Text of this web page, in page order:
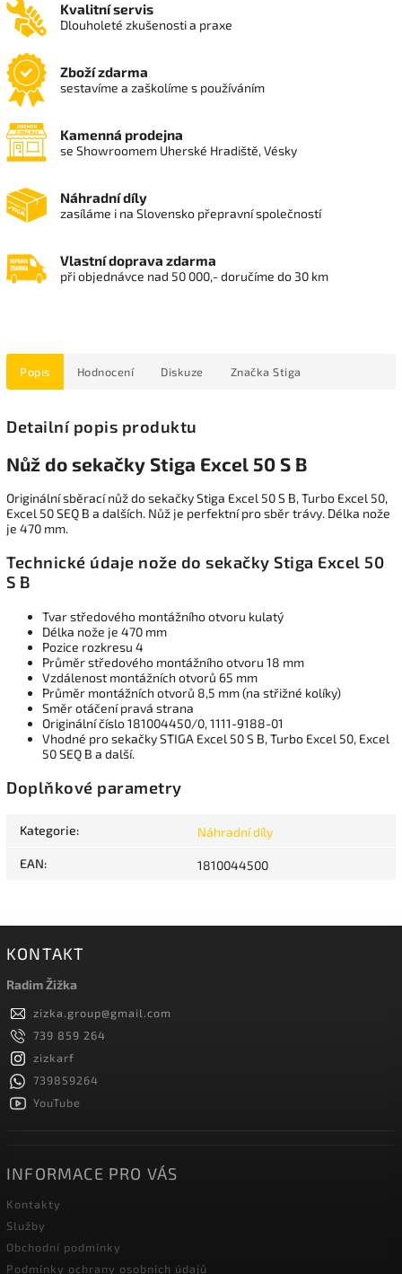
Kvalitní servis
Dlouholeté zkušenosti a praxe
Zboží zdarma
sestavíme a zaškolíme s používáním
Kamenná prodejna
se Showroomem Uherské Hradiště, Vésky
Náhradní díly
zasíláme i na Slovensko přepravní společností
Vlastní doprava zdarma
při objednávce nad 50 000,- doručíme do 30 km
Popis Hodnocení Diskuze Značka Stiga
Detailní popis produktu
Nůž do sekačky Stiga Excel 50 S B
Originální sběrací nůž do sekačky Stiga Excel 50 S B, Turbo Excel 50,
Excel 50 SEQ B a dalších. Nůž je perfektní pro sběr trávy. Délka nože
je 470 mm.
Technické údaje nože do sekačky Stiga Excel 50
S B
Tvar středového montážního otvoru kulatý
Délka nože je 470 mm
Pozice rozkresu 4
Průměr středového montážního otvoru 18 mm
Vzdálenost montážních otvorů 65 mm
Průměr montážních otvorů 8,5 mm (na střižné kolíky)
Směr otáčení pravá strana
Originální číslo 181004450/0,1111-9188-01
Vhodné pro sekačky STIGA Excel 50 S B, Turbo Excel 50, Excel
50 SEQ B a další.
Doplňkové parametry
Kategorie: Náhradní díly
EAN: 1810044500
KONTAKT
Radim Žižka
zizka.group@gmail.com
739 859 264
zizkarf
739859264
YouTube
INFORMACE PRO VÁS
Kontakty
Služby
Obchodní podmínky
Podmínky ochrany osobních údajů